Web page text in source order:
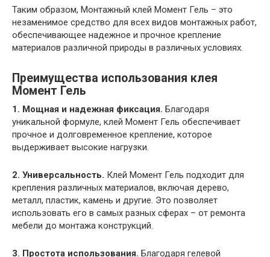
Таким образом, Монтажный клей Момент Гель – это
незаменимое средство для всех видов монтажных работ,
обеспечивающее надежное и прочное крепление
материалов различной природы в различных условиях.
Преимущества использования клея
Момент Гель
1. Мощная и надежная фиксация. Благодаря
уникальной формуле, клей Момент Гель обеспечивает
прочное и долговременное крепление, которое
выдерживает высокие нагрузки.
2. Универсальность. Клей Момент Гель подходит для
крепления различных материалов, включая дерево,
металл, пластик, камень и другие. Это позволяет
использовать его в самых разных сферах – от ремонта
мебели до монтажа конструкций.
3. Простота использования. Благодаря гелевой